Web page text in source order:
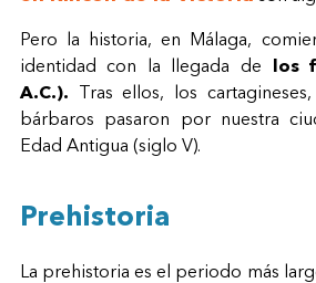
Pero la historia, en Málaga,
identidad con la llegada de los
A.C.). Tras ellos, los
bárbaros pasaron por nuestra
Edad Antigua (siglo V).
Prehistoria
La prehistoria es el periodo más